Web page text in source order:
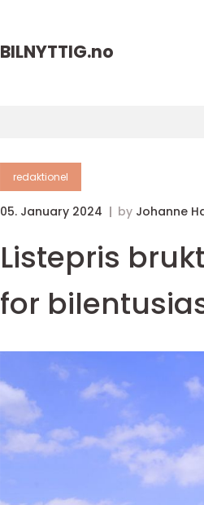
BILNYTTIG.no
redaktionel
05. January 2024 by Johanne
Listepris
for